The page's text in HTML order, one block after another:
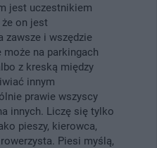
jest uczestnikiem
on jest
zawsze i wszędzie
może na parkingach
z kreską między
innym
prawie wszyscy
innych. Liczę się tylko
pieszy, kierowca,
Piesi myślą,